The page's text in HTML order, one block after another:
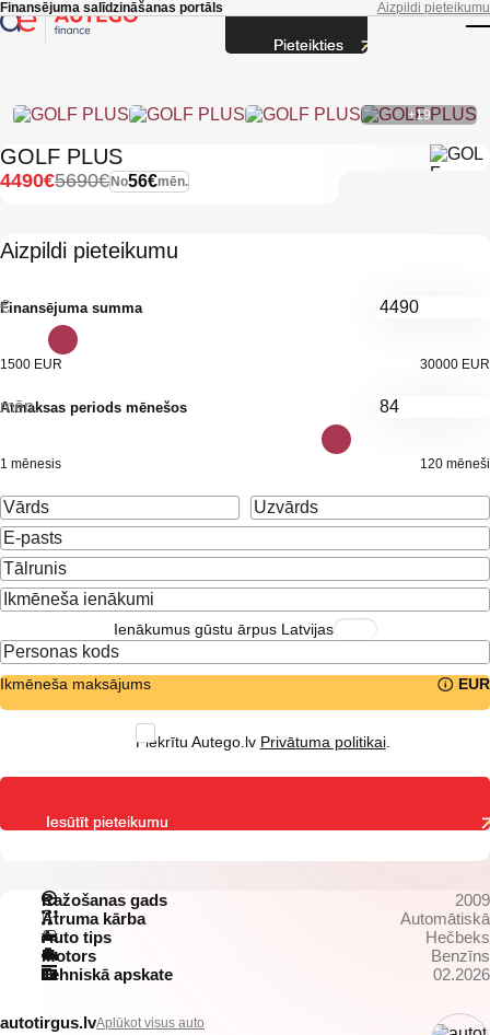
Skip to main content
Finansējuma salīdzināšanas portāls Aizpildi pieteikumu
+19
GOLF PLUS
No56€mēn.
5690€
4490€
Aizpildi pieteikumu
Finansējuma summa
€
1500 EUR 30000 EUR
Atmaksas periods mēnešos
mēn.
1 mēnesis 120 mēneši
Ienākumus gūstu ārpus Latvijas
Ikmēneša maksājums EUR
Piekrītu Autego.lv Privātuma politikai.
Ražošanas gads
2009
Ātruma kārba
Automātiskā
Auto tips
Hečbeks
Motors
Benzīns
Tehniskā apskate
02.2026
autotirgus.lvAplūkot visus auto